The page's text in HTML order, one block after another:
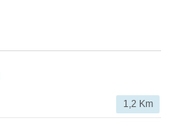
1,2 Km